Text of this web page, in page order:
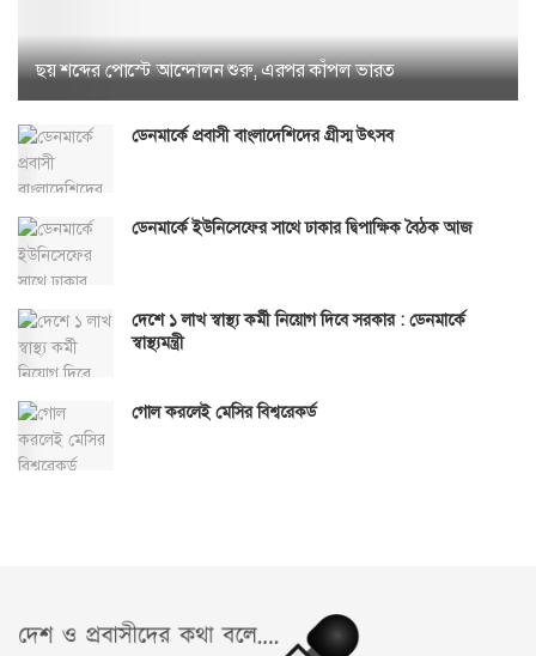
ছয় শব্দের পোস্টে আন্দোলন শুরু, এরপর কাঁপল ভারত
ডেনমার্কে প্রবাসী বাংলাদেশিদের গ্রীস্ম উৎসব
ডেনমার্কে ইউনিসেফের সাথে ঢাকার দ্বিপাক্ষিক বৈঠক আজ
দেশে ১ লাখ স্বাস্থ্য কর্মী নিয়োগ দিবে সরকার : ডেনমার্কে
স্বাস্থ্যমন্ত্রী
গোল করলেই মেসির বিশ্বরেকর্ড